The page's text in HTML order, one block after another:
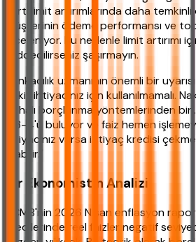
kartı limit artırımlarında daha
Müşterinin ödeme performansı ve
inceleniyor. Bu nedenle limit artırımı
reddedilirseniz şaşırmayın.
Bankacılık uzmanının önemli bir
nakit ihtiyacınız için kullanılmamalı.
pahalı borçlanma yöntemlerinden
%3-4'ü buluyor ve faiz hemen
ihtiyacınız varsa ihtiyaç kredisi
olabilir."
Bir Ekonomistin Analizi
TCMB'nin 2026 Nisan enflasyon
kredilerinde reel faizler negatif